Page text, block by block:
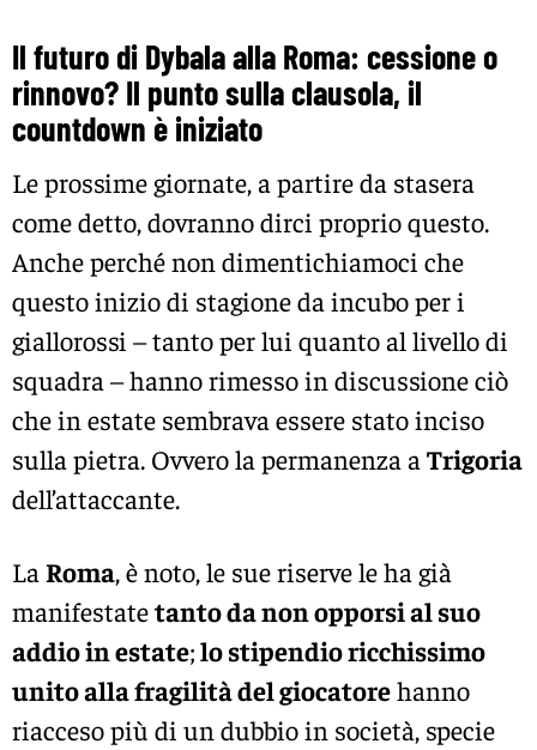
Il futuro di Dybala alla Roma: cessione o
rinnovo? Il punto sulla clausola, il
countdown è iniziato
Le prossime giornate, a partire da stasera
come detto, dovranno dirci proprio questo.
Anche perché non dimentichiamoci che
questo inizio di stagione da incubo per i
giallorossi – tanto per lui quanto al livello di
squadra – hanno rimesso in discussione ciò
che in estate sembrava essere stato inciso
sulla pietra. Ovvero la permanenza a Trigoria
dell’attaccante.
La Roma, è noto, le sue riserve le ha già
manifestatetanto da non opporsi al suo
addio in estate;lo stipendio ricchissimo
unito alla fragilità del giocatorehanno
riacceso più di un dubbio in società, specie